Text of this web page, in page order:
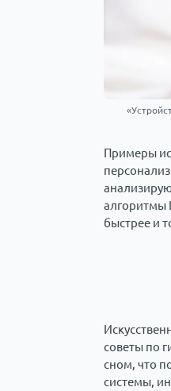
Примеры
алгоритмы
быстрее и
советы по
сном, что
системы,